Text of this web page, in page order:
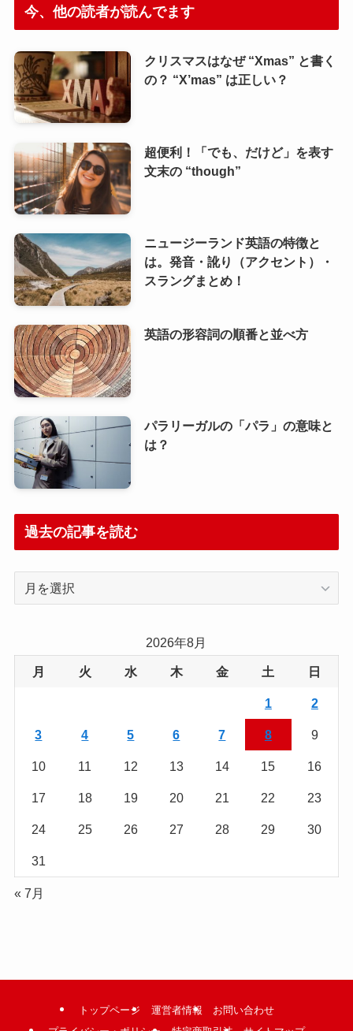
今、他の読者が読んでます
クリスマスはなぜ “Xmas” と書く
の？ “X’mas” は正しい？
超便利！「でも、だけど」を表す
文末の “though”
ニュージーランド英語の特徴と
は。発音・訛り（アクセント）・
スラングまとめ！
英語の形容詞の順番と並べ方
パラリーガルの「パラ」の意味と
は？
過去の記事を読む
事
2026年8月
月 火 水 木 金 土 日
1 2
3 4 5 6 7 8 9
10 11 12 13 14 15 16
17 18 19 20 21 22 23
24 25 26 27 28 29 30
31
« 7月
トップページ 運営者情報
お問い合わせ